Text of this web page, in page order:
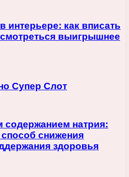
интерьере: как вписать
смотреться выигрышнее
Супер Слот
содержанием натрия:
снижения
здоровья